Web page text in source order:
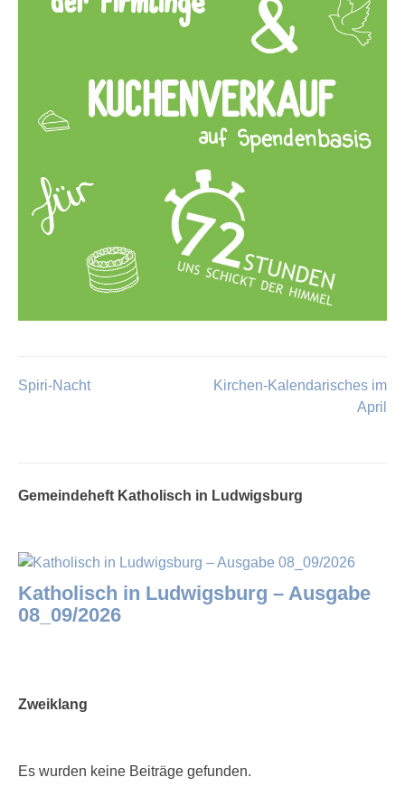
Beitragsnavigation
Spiri-Nacht
Kirchen-Kalendarisches im
April
Gemeindeheft Katholisch in Ludwigsburg
Katholisch in Ludwigsburg – Ausgabe
08_09/2026
Zweiklang
Es wurden keine Beiträge gefunden.